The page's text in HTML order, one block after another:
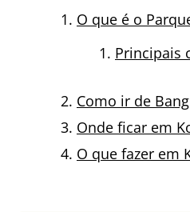
O que é o
Principais
Como ir de
Onde ficar em
O que fazer em